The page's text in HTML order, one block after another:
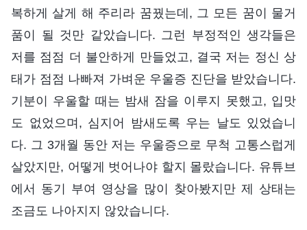
복하게 살게 해 주리라 꿈꿨는데, 그 모든 꿈이 물거
품이 될 것만 같았습니다. 그런 부정적인 생각들은
저를 점점 더 불안하게 만들었고, 결국 저는 정신 상
태가 점점 나빠져 가벼운 우울증 진단을 받았습니다.
기분이 우울할 때는 밤새 잠을 이루지 못했고, 입맛
도 없었으며, 심지어 밤새도록 우는 날도 있었습니
다. 그 3개월 동안 저는 우울증으로 무척 고통스럽게
살았지만, 어떻게 벗어나야 할지 몰랐습니다. 유튜브
에서 동기 부여 영상을 많이 찾아봤지만 제 상태는
조금도 나아지지 않았습니다.